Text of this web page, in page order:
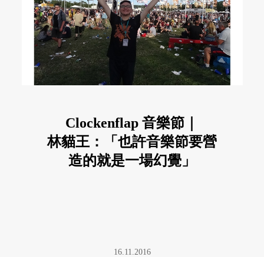
Clockenflap 音樂節｜
林貓王：「也許音樂節要營
造的就是一場幻覺」
16.11.2016